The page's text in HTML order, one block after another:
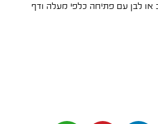
או לבן עם פתיחה כלפי מעלה ודף